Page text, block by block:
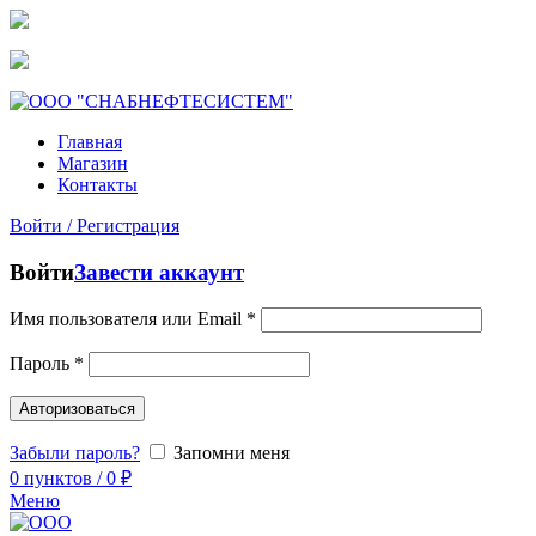
Главная
Магазин
Контакты
Войти / Регистрация
ВойтиЗавести аккаунт
Имя пользователя или Email *
Пароль *
Авторизоваться
Забыли пароль?
Запомни меня
0 пунктов / 0 ₽
Меню